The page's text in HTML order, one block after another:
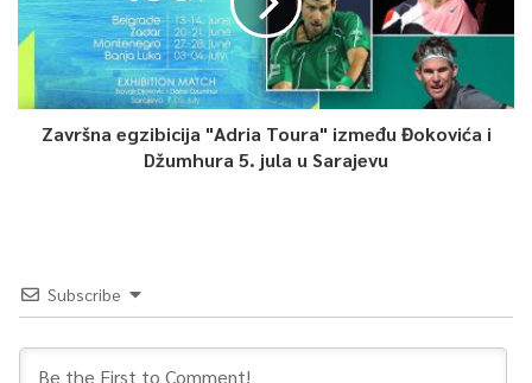
01.01.-31.12.2019. godine
Javne ustanove “Fond Memorijala
Kantona Sarajevo”, Izvještajem o radu Kantonalne
uprave za inspekcijske poslove Kantona Sarajevo za 2019.
godinu i Izvještajem o izvršenju sankcija u Kantonu Sarajevo za
2019. godinu.
sehara.ba.
Završna egzibicija "Adria Toura" između Đokovića i
Džumhura 5. jula u Sarajevu
Subscribe